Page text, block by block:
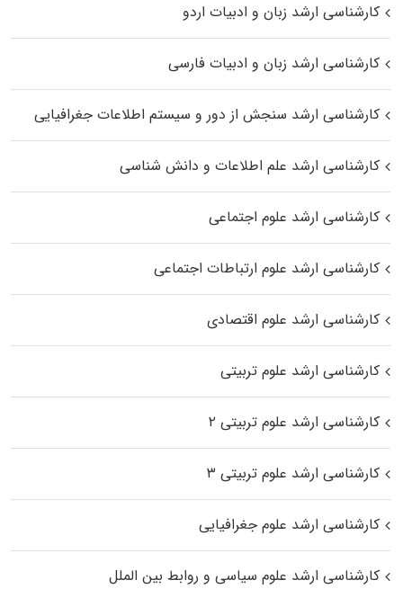
کارشناسی ارشد زبان و ادبیات اردو
کارشناسی ارشد زبان و ادبیات فارسی
کارشناسی ارشد سنجش از دور و سیستم اطلاعات جغرافیایی
کارشناسی ارشد علم اطلاعات و دانش شناسی
کارشناسی ارشد علوم اجتماعی
کارشناسی ارشد علوم ارتباطات اجتماعی
کارشناسی ارشد علوم اقتصادی
کارشناسی ارشد علوم تربیتی
کارشناسی ارشد علوم تربیتی ۲
کارشناسی ارشد علوم تربیتی ۳
کارشناسی ارشد علوم جغرافیایی
کارشناسی ارشد علوم سیاسی و روابط بین الملل